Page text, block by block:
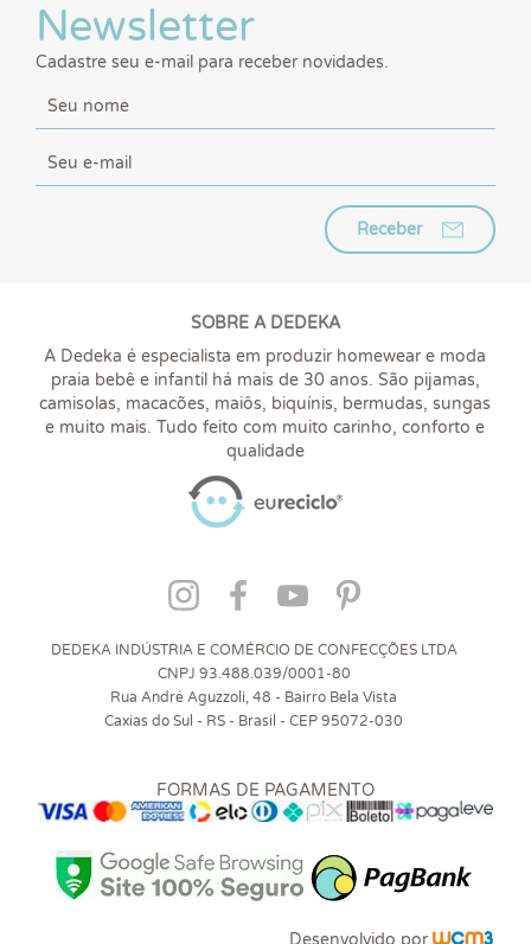
Newsletter
Cadastre seu e-mail para receber novidades.
Receber
SOBRE A DEDEKA
A Dedeka é especialista em produzir homewear e moda
praia bebê e infantil há mais de 30 anos. São pijamas,
camisolas, macacões, maiôs, biquínis, bermudas, sungas
e muito mais. Tudo feito com muito carinho, conforto e
qualidade
DEDEKA INDÚSTRIA E COMÉRCIO DE CONFECÇÕES LTDA
CNPJ 93.488.039/0001-80
Rua André Aguzzoli, 48 - Bairro Bela Vista
Caxias do Sul - RS - Brasil - CEP 95072-030
FORMAS DE PAGAMENTO
Desenvolvido por